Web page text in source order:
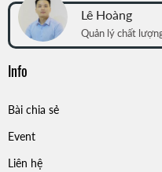
Lê Hoàng
Quản lý chất
Info
Bài chia sẻ
Event
Liên hệ